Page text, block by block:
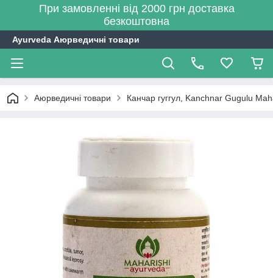
При замовленні від 2000 грн доставка
безкоштовна
Ayurveda Аюрведичні товари
Аюрведичні товари Канчар гуггул, Kanchnar Gugulu